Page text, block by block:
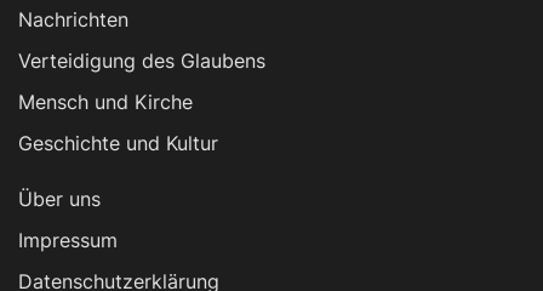
Nachrichten
Verteidigung des Glaubens
Mensch und Kirche
Geschichte und Kultur
Über uns
Impressum
Datenschutzerklärung